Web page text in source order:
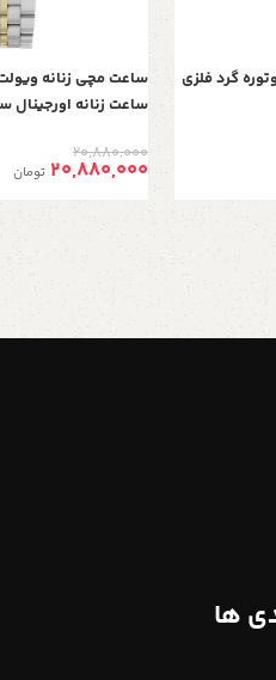
گرد فلزی
ساعت زنانه اورجینال
دو رنگ طلایی صفحه
20,880,000
20,880,000 تومان
ها